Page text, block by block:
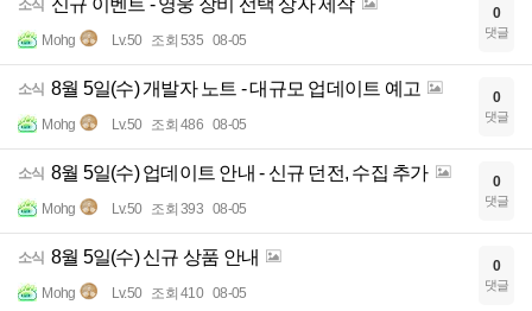
소식
Mohg Lv.50 조회 535 08-05
0
댓글
소식 8월 5일(수) 개발자 노트 - 대규모 업데이트 예고
Mohg Lv.50 조회 486 08-05
0
댓글
소식 8월 5일(수) 업데이트 안내 - 신규 던전, 수집 추가
Mohg Lv.50 조회 393 08-05
0
댓글
소식 8월 5일(수) 신규 상품 안내
Mohg Lv.50 조회 410 08-05
0
댓글